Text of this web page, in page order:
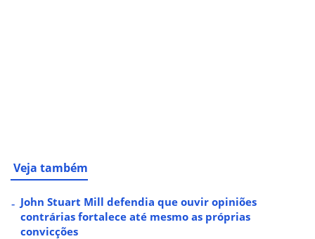
Veja também
John Stuart Mill defendia que ouvir opiniões
contrárias fortalece até mesmo as próprias
convicções